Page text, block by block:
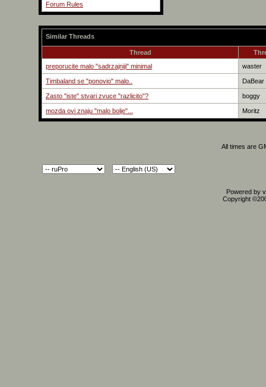
Forum Rules
Similar Threads
Thread
preporucite malo "sadrzajniji" minimal
waster
Timbaland se "ponovio" malo.. DaBear
Zasto "iste" stvari zvuce "razlicito"? boggy
mozda ovi znaju "malo bolje"... Moritz
All times are
Powered by
Copyright